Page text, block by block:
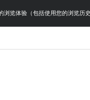
浏览体验（包括使用您的浏览历